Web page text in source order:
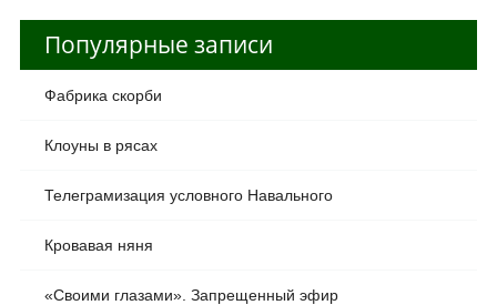
Популярные записи
Фабрика скорби
Клоуны в рясах
Телеграмизация условного Навального
Кровавая няня
«Своими глазами». Запрещенный эфир